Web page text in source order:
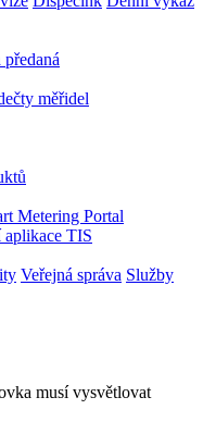
předaná
měřidel
Metering Portal
TIS
Veřejná správa Služby
musí vysvětlovat